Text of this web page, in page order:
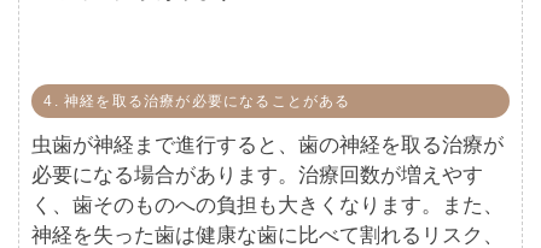
4. 神経を取る治療が必要になることがある
虫歯が神経まで進行すると、歯の神経を取る治療が
必要になる場合があります。治療回数が増えやす
く、歯そのものへの負担も大きくなります。また、
神経を失った歯は健康な歯に比べて割れるリスク、